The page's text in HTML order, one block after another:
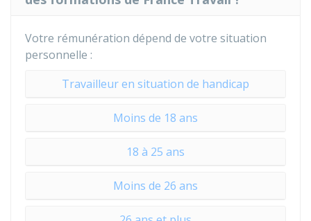
Votre rémunération dépend de votre situation
personnelle :
Travailleur en situation de handicap
Moins de 18 ans
18 à 25 ans
Moins de 26 ans